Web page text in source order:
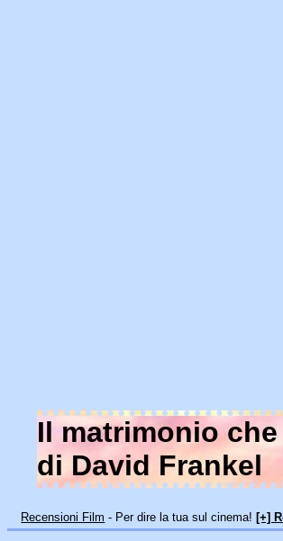
Il matrimonio
di David Frankel
Recensioni Film - Per dire la tua sul cinema! [+]